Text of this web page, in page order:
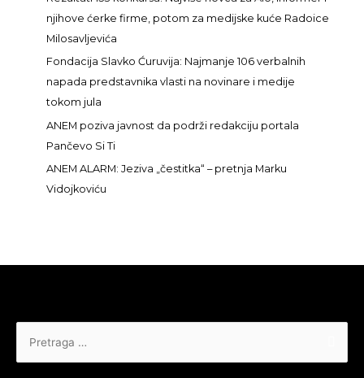
njihove ćerke firme, potom za medijske kuće Radoice
Milosavljevića
Fondacija Slavko Ćuruvija: Najmanje 106 verbalnih
napada predstavnika vlasti na novinare i medije
tokom jula
ANEM poziva javnost da podrži redakciju portala
Pančevo Si Ti
ANEM ALARM: Jeziva „čestitka“ – pretnja Marku
Vidojkoviću